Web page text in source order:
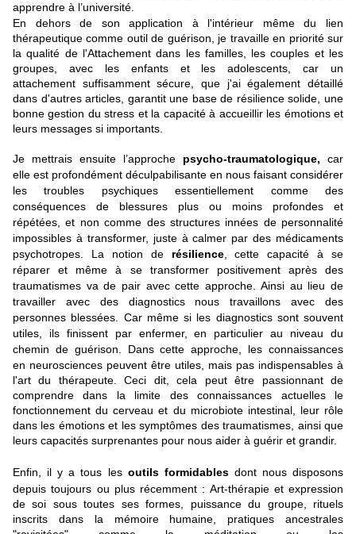
apprendre à l’université.
En dehors de son application à l'intérieur même du lien
thérapeutique comme outil de guérison, je travaille en priorité sur
la qualité de l'Attachement dans les familles, les couples et les
groupes, avec les enfants et les adolescents, car un
attachement suffisamment sécure, que j'ai également détaillé
dans d'autres articles, garantit une base de résilience solide, une
bonne gestion du stress et la capacité à accueillir les émotions et
leurs messages si importants.
Je mettrais ensuite l’approche psycho-traumatologique, car
elle est profondément déculpabilisante en nous faisant considérer
les troubles psychiques essentiellement comme des
conséquences de blessures plus ou moins profondes et
répétées, et non comme des structures innées de personnalité
impossibles à transformer, juste à calmer par des médicaments
psychotropes. La notion de résilience, cette capacité à se
réparer et même à se transformer positivement après des
traumatismes va de pair avec cette approche. Ainsi au lieu de
travailler avec des diagnostics nous travaillons avec des
personnes blessées. Car même si les diagnostics sont souvent
utiles, ils finissent par enfermer, en particulier au niveau du
chemin de guérison. Dans cette approche, les connaissances
en neurosciences peuvent être utiles, mais pas indispensables à
l'art du thérapeute. Ceci dit, cela peut être passionnant de
comprendre dans la limite des connaissances actuelles le
fonctionnement ducerveauet du microbiote intestinal, leur rôle
dans les émotionset les symptômes des traumatismes, ainsi que
leurs capacités surprenantes pour nous aider à guérir et grandir.
Enfin, il y a tous les outils formidables dont nous disposons
depuis toujours ou plus récemment : Art-thérapie et expression
de soi sous toutes ses formes, puissance du groupe, rituels
inscrits dans la mémoire humaine, pratiques ancestrales